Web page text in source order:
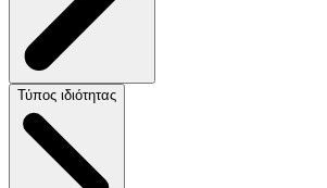
Τύπος ιδιότητας